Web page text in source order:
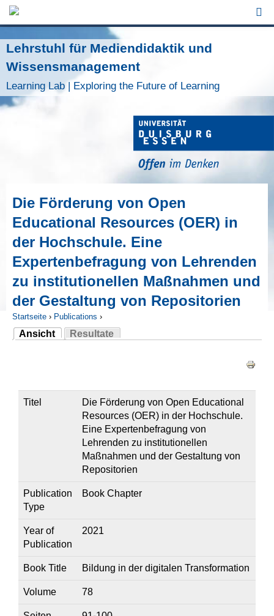
Jump to Navigation
Lehrstuhl für Mediendidaktik und
Wissensmanagement
Learning Lab | Exploring the Future of Learning
Die Förderung von Open
Educational Resources (OER) in
der Hochschule. Eine
Expertenbefragung von Lehrenden
zu institutionellen Maßnahmen und
der Gestaltung von Repositorien
Sie sind hier
Startseite › Publications ›
Ansicht
(aktiver Reiter)
Resultate
Titel
Die Förderung von Open Educational
Resources (OER) in der Hochschule.
Eine Expertenbefragung von
Lehrenden zu institutionellen
Maßnahmen und der Gestaltung von
Repositorien
Publication
Type
Book Chapter
Year of
Publication
2021
Book Title Bildung in der digitalen Transformation
Volume 78